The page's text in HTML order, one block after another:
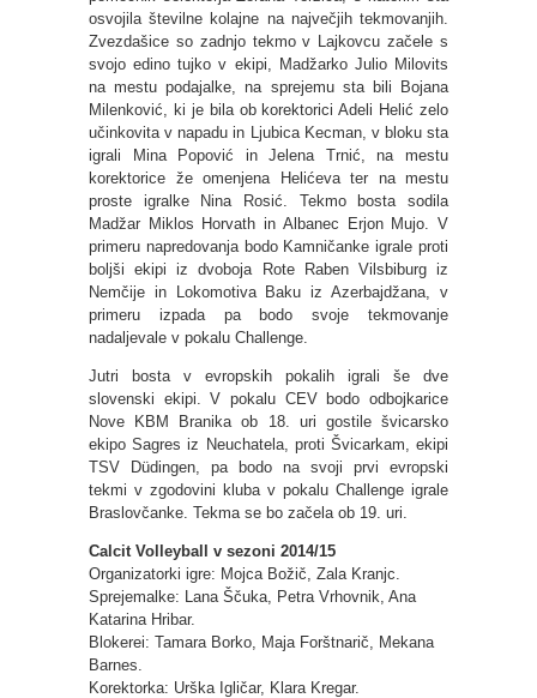
osvojila številne kolajne na največjih tekmovanjih.
Zvezdašice so zadnjo tekmo v Lajkovcu začele s
svojo edino tujko v ekipi, Madžarko Julio Milovits
na mestu podajalke, na sprejemu sta bili Bojana
Milenković, ki je bila ob korektorici Adeli Helić zelo
učinkovita v napadu in Ljubica Kecman, v bloku sta
igrali Mina Popović in Jelena Trnić, na mestu
korektorice že omenjena Helićeva ter na mestu
proste igralke Nina Rosić. Tekmo bosta sodila
Madžar Miklos Horvath in Albanec Erjon Mujo. V
primeru napredovanja bodo Kamničanke igrale proti
boljši ekipi iz dvoboja Rote Raben Vilsbiburg iz
Nemčije in Lokomotiva Baku iz Azerbajdžana, v
primeru izpada pa bodo svoje tekmovanje
nadaljevale v pokalu Challenge.
Jutri bosta v evropskih pokalih igrali še dve
slovenski ekipi. V pokalu CEV bodo odbojkarice
Nove KBM Branika ob 18. uri gostile švicarsko
ekipo Sagres iz Neuchatela, proti Švicarkam, ekipi
TSV Düdingen, pa bodo na svoji prvi evropski
tekmi v zgodovini kluba v pokalu Challenge igrale
Braslovčanke. Tekma se bo začela ob 19. uri.
Calcit Volleyball v sezoni 2014/15
Organizatorki igre: Mojca Božič, Zala Kranjc.
Sprejemalke: Lana Ščuka, Petra Vrhovnik, Ana
Katarina Hribar.
Blokerei: Tamara Borko, Maja Forštnarič, Mekana
Barnes.
Korektorka: Urška Igličar, Klara Kregar.